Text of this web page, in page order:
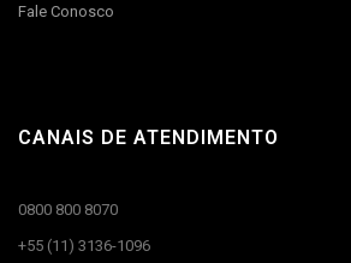
Fale Conosco
CANAIS DE ATENDIMENTO
0800 800 8070
+55 (11) 3136-1096